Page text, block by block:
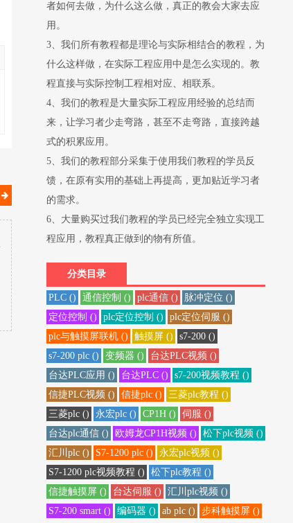
者如何去做，为什么这么做，真正的教会大家去应
用。
3、我们所有教程都是理论与实际相结合的教程，为
什么这样做，在实际工程应用中是怎么实现的。教
程直接与实际控制工程相对应、相联系。
4、我们的教程是大量实际工程应用经验的总结而
来，让学习者少走弯路，甚至不走弯路，直接跨越
式的积累应用。
5、我们的教程部分采集于使用我们教程的学员反
馈，在原有实用的基础上再提高，更加贴近学习者
的需求。
6、大量购买过我们教程的学员已经完全独立实现工
程应用，教程真正做到的物有所值。
分类目录
PLC () 通信控制 () plc通信 ()
脉冲定位 ()
定位控制 ()
plc定位控制 ()
plc定位伺服 ()
plc与触摸屏联机 ()
触摸屏 ()
s7-200 ()
s7-200 plc ()
变频器 ()
台达PLC视频 ()
台达PLC应用 ()
台达PLC ()
s7-200视频教程 ()
信捷PLC视频 ()
信捷plc ()
三菱plc教程 ()
三菱plc ()
永宏plc () CP1H ()
伺服 ()
台达plc通信 ()
欧姆龙CP1H视频 ()
松下plc视频 ()
汇川plc ()
S7-1200 plc ()
永宏plc视频 ()
S7-1200 plc视频教程 ()
松下plc教程 ()
信捷触摸屏 ()
台达伺服 ()
汇川plc视频 ()
S7-200 smart ()
编码器 () ab plc () 步科触摸屏 ()